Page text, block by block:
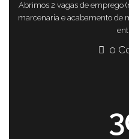
Abrimos 2 vagas de emprego
marcenaria e acabamento de
0